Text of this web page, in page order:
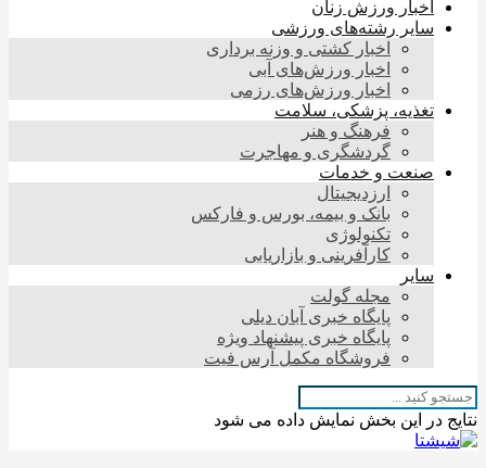
اخبار ورزش زنان
سایر رشته‌های ورزشی
اخبار کشتی و وزنه برداری
اخبار ورزش‌های آبی
اخبار ورزش‌های رزمی
تغذیه، پزشکی، سلامت
فرهنگ و هنر
گردشگری و مهاجرت
صنعت و خدمات
ارزدیجیتال
بانک و بیمه، بورس و فارکس
تکنولوژی
کارآفرینی و بازاریابی
سایر
مجله گولت
پایگاه خبری آبان دیلی
پایگاه خبری پیشنهاد ویژه
فروشگاه مکمل آرس فیت
نتایج در این بخش نمایش داده می شود